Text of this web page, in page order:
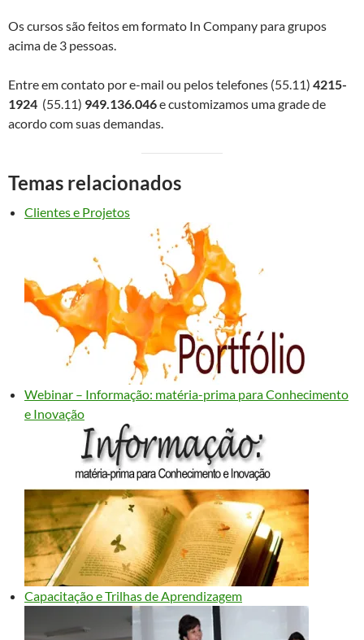
Os cursos são feitos em formato In Company para grupos
acima de 3 pessoas.
Entre em contato por e-mail ou pelos telefones (55.11) 4215-
1924 (55.11) 949.136.046e customizamos uma grade de
acordo com suas demandas.
Temas relacionados
Clientes e Projetos
Webinar – Informação: matéria-prima para Conhecimento
e Inovação
Capacitação e Trilhas de Aprendizagem